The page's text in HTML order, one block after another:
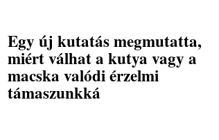
Egy új kutatás megmutatta,
miért válhat a kutya vagy a
macska valódi érzelmi
támaszunkká